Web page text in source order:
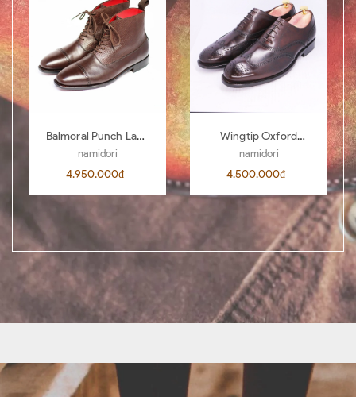
Balmoral Punch Lace
Boots BL04
namidori
4.950.000₫
Wingtip Oxford
AL00 D.Brown 442
namidori
4.500.000₫